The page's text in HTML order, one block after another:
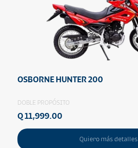
OSBORNE HUNTER 200
DOBLE PROPÓSITO
Q 11,999.00
Quiero más detalles